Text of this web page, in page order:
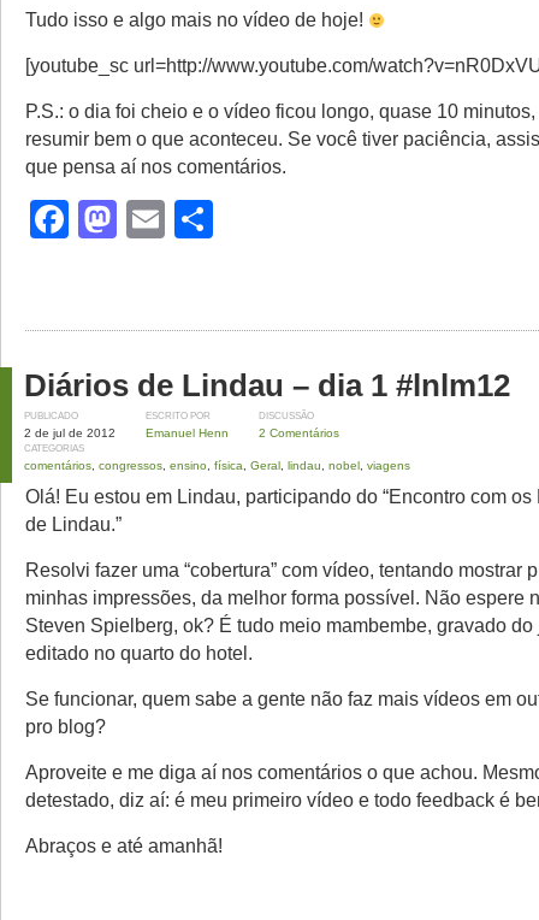
Tudo isso e algo mais no vídeo de hoje!
[youtube_sc url=http://www.youtube.com/
P.S.: o dia foi cheio e o vídeo ficou longo, quase 10
resumir bem o que aconteceu. Se você tiver paciência,
que pensa aí nos comentários.
Facebook
Mastodon
Email
Diários de Lindau – dia 1 #lnlm12
PUBLICADO
2 de jul de 2012
ESCRITO POR
Emanuel Henn
DISCUSSÃO
2 Comentários
CATEGORIAS
comentários congressos ensino física Geral lindau nobel viagens
Olá! Eu estou em Lindau, participando do “Encontro com
de Lindau.”
Resolvi fazer uma “cobertura” com vídeo, tentando mostrar
minhas impressões, da melhor forma possível. Não espere
Steven Spielberg, ok? É tudo meio mambembe, gravado
editado no quarto do hotel.
Se funcionar, quem sabe a gente não faz mais vídeos em
pro blog?
Aproveite e me diga aí nos comentários o que achou.
detestado, diz aí: é meu primeiro vídeo e todo feedback é
Abraços e até amanhã!